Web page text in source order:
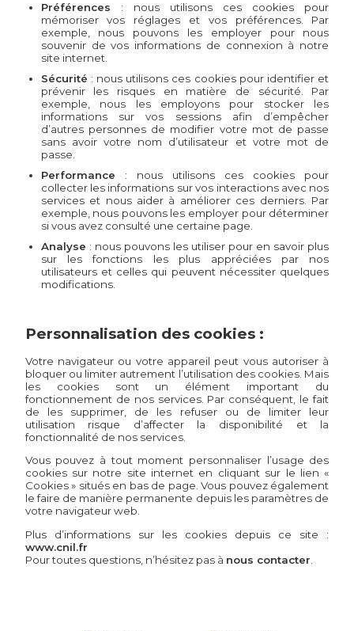
Préférences : nous utilisons ces cookies pour
mémoriser vos réglages et vos préférences. Par
exemple, nous pouvons les employer pour nous
souvenir de vos informations de connexion à notre
site internet.
Sécurité : nous utilisons ces cookies pour identifier et
prévenir les risques en matière de sécurité. Par
exemple, nous les employons pour stocker les
informations sur vos sessions afin d’empêcher
d’autres personnes de modifier votre mot de passe
sans avoir votre nom d’utilisateur et votre mot de
passe.
Performance : nous utilisons ces cookies pour
collecter les informations sur vos interactions avec nos
services et nous aider à améliorer ces derniers. Par
exemple, nous pouvons les employer pour déterminer
si vous avez consulté une certaine page.
Analyse : nous pouvons les utiliser pour en savoir plus
sur les fonctions les plus appréciées par nos
utilisateurs et celles qui peuvent nécessiter quelques
modifications.
Personnalisation des cookies :
Votre navigateur ou votre appareil peut vous autoriser à
bloquer ou limiter autrement l’utilisation des cookies. Mais
les cookies sont un élément important du
fonctionnement de nos services. Par conséquent, le fait
de les supprimer, de les refuser ou de limiter leur
utilisation risque d’affecter la disponibilité et la
fonctionnalité de nos services.
Vous pouvez à tout moment personnaliser l’usage des
cookies sur notre site internet en cliquant sur le lien «
Cookies » situés en bas de page. Vous pouvez également
le faire de manière permanente depuis les paramètres de
votre navigateur web.
Plus d’informations sur les cookies depuis ce site :
www.cnil.fr
Pour toutes questions, n’hésitez pas à nous contacter